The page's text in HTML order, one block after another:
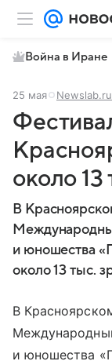
Война в Иране
25 мая Newslab.ru
около 13
В
и юношества
около 13 тыс.
В
и юношества